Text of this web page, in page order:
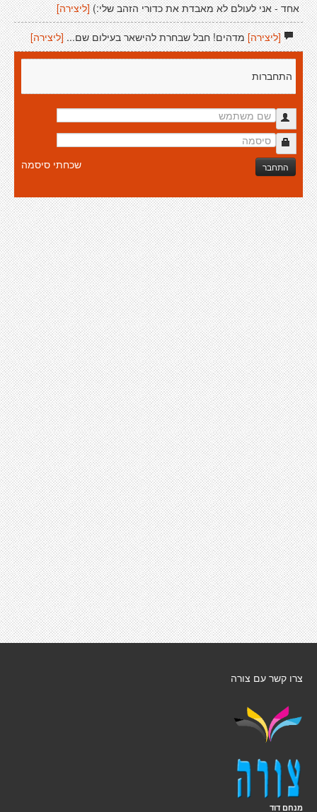
אחד - אני לעולם לא מאבדת את כדורי הזהב שלי:) [ליצירה]
[ליצירה]מדהים! חבל שבחרת להישאר בעילום שם... [ליצירה]
התחברות
התחבר שכחתי סיסמה
צרו קשר עם צורה
מנחם דוד